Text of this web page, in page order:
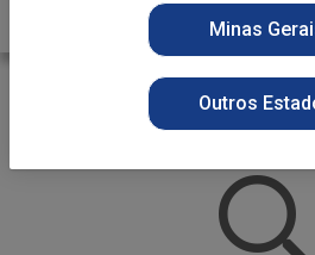
BATATA PALHA
OUTROS BATATA PALHA
Minas
Outros